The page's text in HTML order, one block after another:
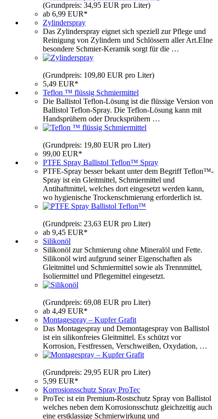
(Grundpreis: 34,95 EUR pro Liter)
ab 6,99 EUR*
Zylinderspray
Das Zylinderspray eignet sich speziell zur Pflege und
Reinigung von Zylindern und Schlössern aller Art.EIne
besondere Schmier-Keramik sorgt für die …
(Grundpreis: 109,80 EUR pro Liter)
5,49 EUR*
Teflon ™ flüssig Schmiermittel
Die Ballistol Teflon-Lösung ist die flüssige Version von
Ballistol Teflon-Spray. Die Teflon-Lösung kann mit
Handsprühern oder Drucksprühern …
(Grundpreis: 19,80 EUR pro Liter)
99,00 EUR*
PTFE Spray Ballistol Teflon™ Spray
PTFE-Spray besser bekant unter dem Begriff Teflon™-
Spray ist ein Gleitmittel, Schmiermittel und
Antihaftmittel, welches dort eingesetzt werden kann,
wo hygienische Trockenschmierung erforderlich ist.
(Grundpreis: 23,63 EUR pro Liter)
ab 9,45 EUR*
Silikonöl
Silikonöl zur Schmierung ohne Mineralöl und Fette.
Silikonöl wird aufgrund seiner Eigenschaften als
Gleitmittel und Schmiermittel sowie als Trennmittel,
Isoliermittel und Pflegemittel eingesetzt.
(Grundpreis: 69,08 EUR pro Liter)
ab 4,49 EUR*
Montagespray – Kupfer Grafit
Das Montagespray und Demontagespray von Ballistol
ist ein silikonfreies Gleitmittel. Es schützt vor
Korrosion, Festfressen, Verschweißen, Oxydation, …
(Grundpreis: 29,95 EUR pro Liter)
5,99 EUR*
Korrosionsschutz Spray ProTec
ProTec ist ein Premium-Rostschutz Spray von Ballistol
welches neben dem Korrosionsschutz gleichzeitig auch
eine erstklassige Schmierwirkung und